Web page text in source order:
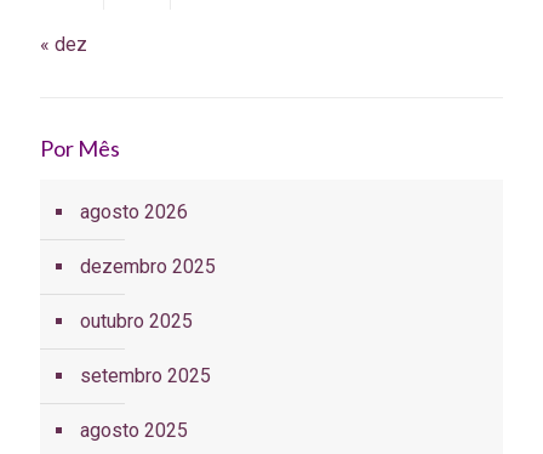
« dez
Por Mês
agosto 2026
dezembro 2025
outubro 2025
setembro 2025
agosto 2025